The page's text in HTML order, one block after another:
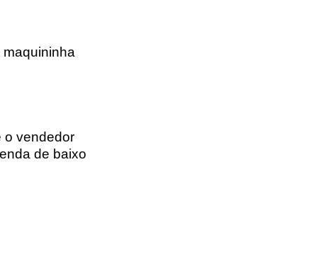
o vendedor
de baixo